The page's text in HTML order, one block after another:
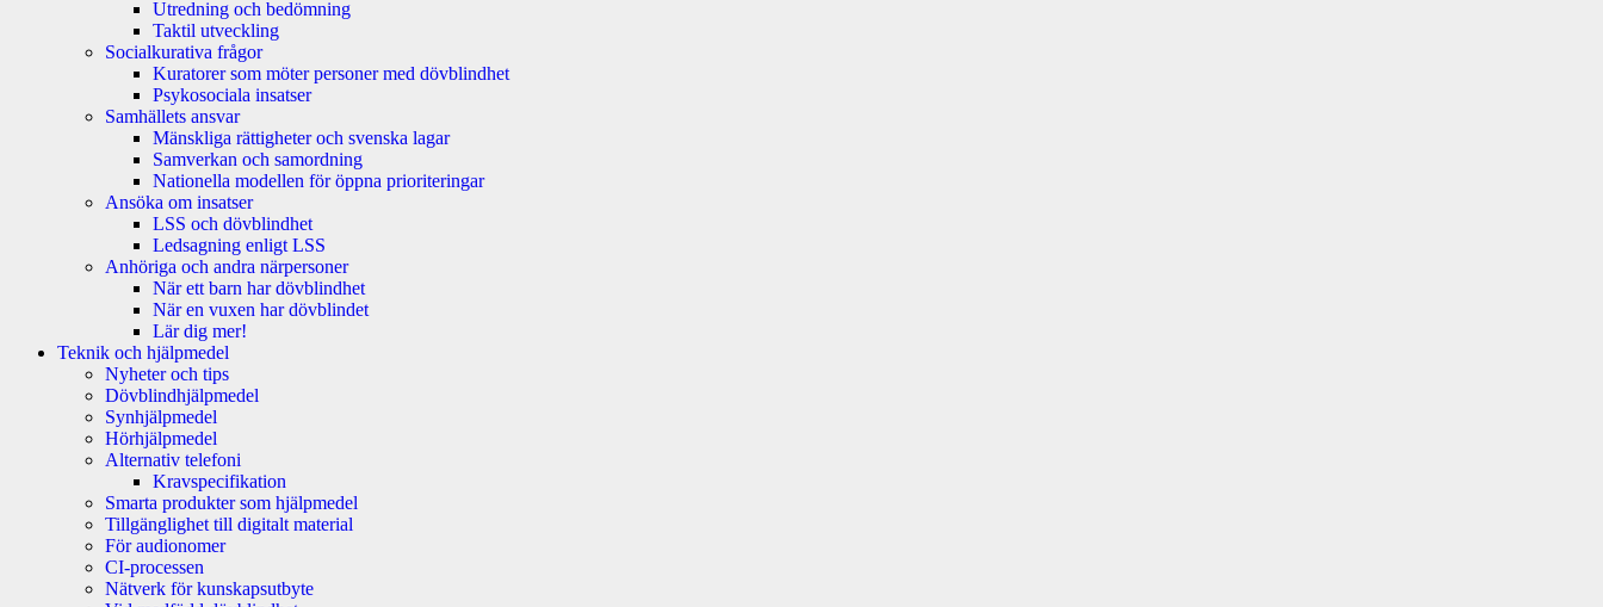
Utredning och bedömning
Taktil utveckling
Socialkurativa frågor
Kuratorer som möter personer med dövblindhet
Psykosociala insatser
Samhällets ansvar
Mänskliga rättigheter och svenska lagar
Samverkan och samordning
Nationella modellen för öppna prioriteringar
Ansöka om insatser
LSS och dövblindhet
Ledsagning enligt LSS
Anhöriga och andra närpersoner
När ett barn har dövblindhet
När en vuxen har dövblindet
Lär dig mer!
Teknik och hjälpmedel
Nyheter och tips
Dövblindhjälpmedel
Synhjälpmedel
Hörhjälpmedel
Alternativ telefoni
Kravspecifikation
Smarta produkter som hjälpmedel
Tillgänglighet till digitalt material
För audionomer
CI-processen
Nätverk för kunskapsutbyte